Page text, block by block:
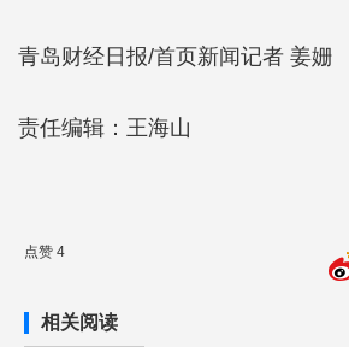
青岛财经日报/首页新闻记者 姜姗
责任编辑：王海山
点赞 4
相关阅读